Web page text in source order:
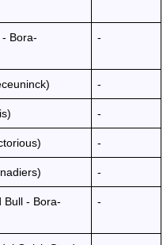
Bora-
-
-
-
-
-
Bull - Bora-
-